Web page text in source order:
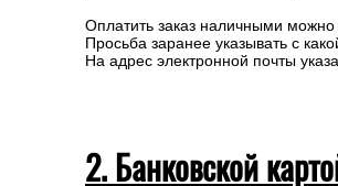
Оплатить заказ наличными можно
Просьба заранее указывать с
На адрес электронной почты
2. Банковской